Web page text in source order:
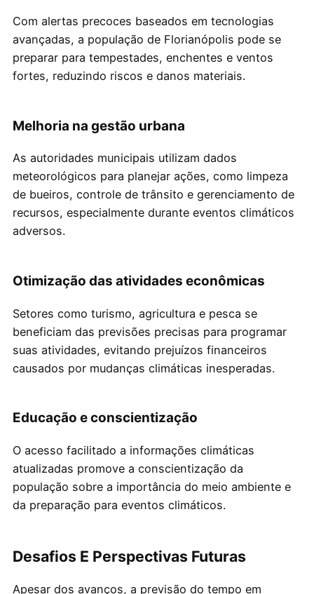
Com alertas precoces baseados em tecnologias
avançadas, a população de Florianópolis pode se
preparar para tempestades, enchentes e ventos
fortes, reduzindo riscos e danos materiais.
Melhoria na gestão urbana
As autoridades municipais utilizam dados
meteorológicos para planejar ações, como limpeza
de bueiros, controle de trânsito e gerenciamento de
recursos, especialmente durante eventos climáticos
adversos.
Otimização das atividades econômicas
Setores como turismo, agricultura e pesca se
beneficiam das previsões precisas para programar
suas atividades, evitando prejuízos financeiros
causados por mudanças climáticas inesperadas.
Educação e conscientização
O acesso facilitado a informações climáticas
atualizadas promove a conscientização da
população sobre a importância do meio ambiente e
da preparação para eventos climáticos.
Desafios E Perspectivas Futuras
Apesar dos avanços, a previsão do tempo em